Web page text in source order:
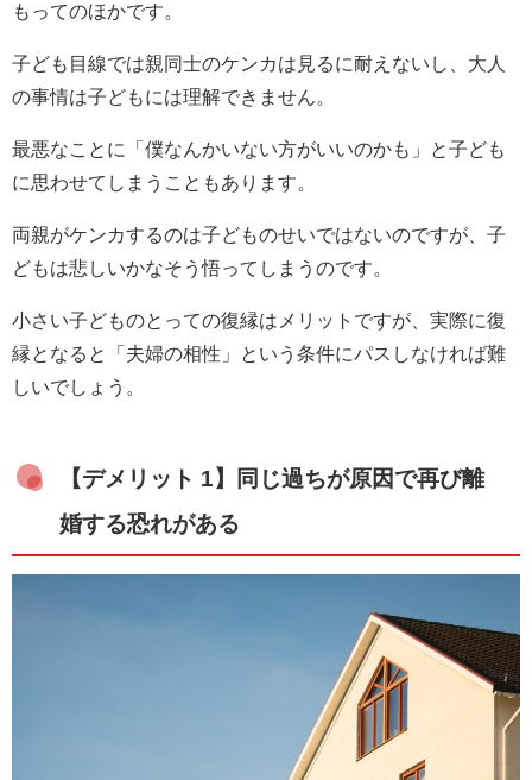
もってのほかです。
子ども目線では親同士のケンカは見るに耐えないし、大人
の事情は子どもには理解できません。
最悪なことに「僕なんかいない方がいいのかも」と子ども
に思わせてしまうこともあります。
両親がケンカするのは子どものせいではないのですが、子
どもは悲しいかなそう悟ってしまうのです。
小さい子どものとっての復縁はメリットですが、実際に復
縁となると「夫婦の相性」という条件にパスしなければ難
しいでしょう。
【デメリット 1】同じ過ちが原因で再び離
婚する恐れがある